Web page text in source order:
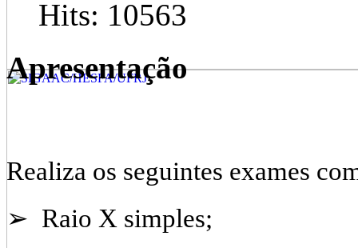
Hits: 10563
Apresentação
Realiza os seguintes exames
➢ Raio X simples;